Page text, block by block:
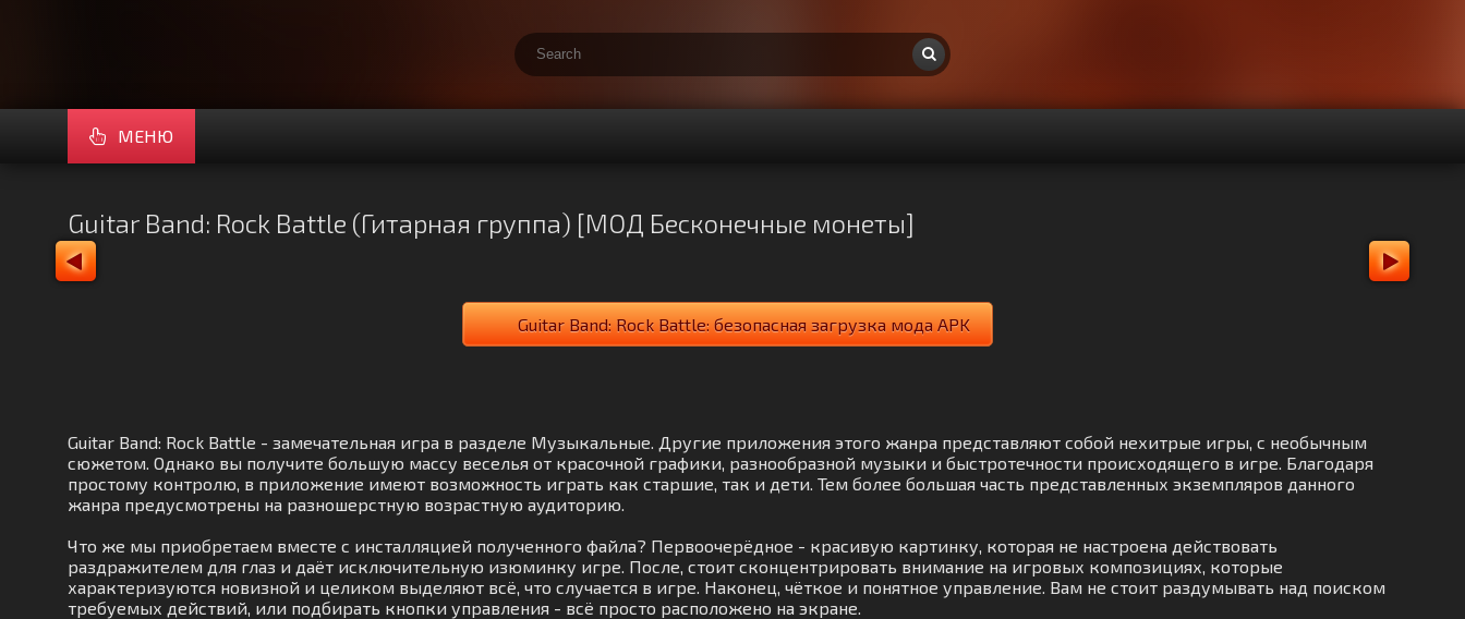
МЕНЮ
Guitar Band: Rock Battle (Гитарная группа) [МОД Бесконечные монеты]
Guitar Band: Rock Battle: безопасная загрузка мода APK
Guitar Band: Rock Battle - замечательная игра в разделе Музыкальные. Другие приложения этого жанра представляют собой нехитрые игры, с необычным
сюжетом. Однако вы получите большую массу веселья от красочной графики, разнообразной музыки и быстротечности происходящего в игре. Благодаря
простому контролю, в приложение имеют возможность играть как старшие, так и дети. Тем более большая часть представленных экземпляров данного
жанра предусмотрены на разношерстную возрастную аудиторию.
Что же мы приобретаем вместе с инсталляцией полученного файла? Первоочерёдное - красивую картинку, которая не настроена действовать
раздражителем для глаз и даёт исключительную изюминку игре. После, стоит сконцентрировать внимание на игровых композициях, которые
характеризуются новизной и целиком выделяют всё, что случается в игре. Наконец, чёткое и понятное управление. Вам не стоит раздумывать над поиском
требуемых действий, или подбирать кнопки управления - всё просто расположено на экране.